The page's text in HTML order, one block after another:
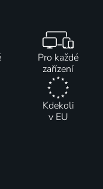
Pro každé
zařízení
Kdekoli
v EU